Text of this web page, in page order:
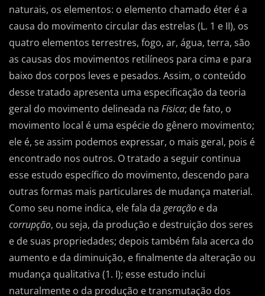
naturais, os elementos: o elemento chamado éter é a
causa do movimento circular das estrelas (L. 1 e II), os
quatro elementos terrestres, fogo, ar, água, terra, são
as causas dos movimentos retilíneos para cima e para
baixo dos corpos leves e pesados. Assim, o conteúdo
desse tratado apresenta uma especificação da teoria
geral do movimento delineada na Física; de fato, o
movimento local é uma espécie do gênero movimento;
ele é, se assim podemos expressar, o mais geral, pois é
encontrado nos outros. O tratado a seguir continua
esse estudo específico do movimento, descendo para
outras formas mais particulares de mudança material.
Como seu nome indica, ele fala da geração e da
corrupção, ou seja, da produção e destruição dos seres
e de suas propriedades; depois também fala acerca do
aumento e da diminuição, e finalmente da alteração ou
mudança qualitativa (1. I); esse estudo inclui
naturalmente o da produção e transmutação dos